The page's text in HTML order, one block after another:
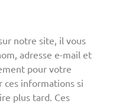
notre site, il vous
adresse e-mail et
pour votre
ces informations si
plus tard. Ces